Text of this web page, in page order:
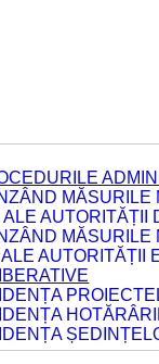
AUTORITĂȚII
AUTORITĂȚII